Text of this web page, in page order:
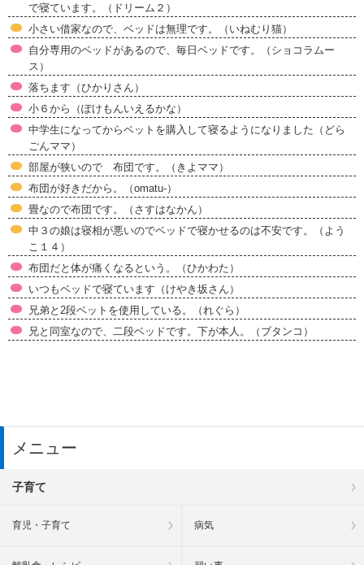
で寝ています。（ドリーム２）
小さい借家なので、ベッドは無理です。（いねむり猫）
自分専用のベッドがあるので、毎日ベッドです。（ショコラムー
ス）
落ちます（ひかりさん）
小６から（ぽけもんいえるかな）
中学生になってからベットを購入して寝るようになりました（どら
ごんママ）
部屋が狭いので 布団です。（きよママ）
布団が好きだから。（omatu-）
畳なので布団です。（さすはなかん）
中３の娘は寝相が悪いのでベッドで寝かせるのは不安です。（よう
こ１４）
布団だと体が痛くなるという。（ひかわた）
いつもベッドで寝ています（けやき坂さん）
兄弟と2段ベットを使用している。（れぐら）
兄と同室なので、二段ベッドです。下が本人。（ブタンコ）
メニュー
子育て
育児・子育て 病気